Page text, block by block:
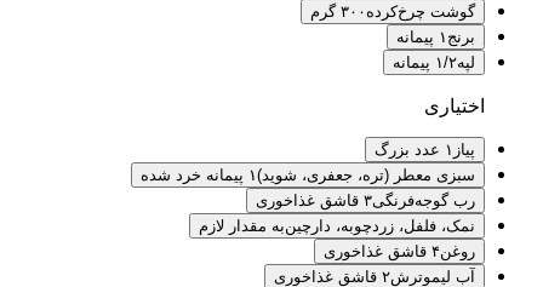
گوشت چرخ‌کرده ۳۰۰ گرم
۱ پیمانه
۱/۲ پیمانه
۱ عدد بزرگ
سبزی معطر (تره، جعفری، شوید)۱ پیمانه خرد شده
رب گوجه‌فرنگی۳ قاشق غذاخوری
نمک، فلفل، زردچوبه، دارچینبه مقدار لازم
روغن
آب لیموترش۲ قاشق غذاخوری